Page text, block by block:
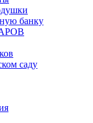
банку
саду